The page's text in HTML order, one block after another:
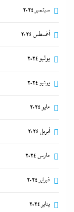
سبتمبر 2024
أغسطس 2024
يوليو 2024
يونيو 2024
مايو 2024
أبريل 2024
مارس 2024
فبراير 2024
يناير 2024